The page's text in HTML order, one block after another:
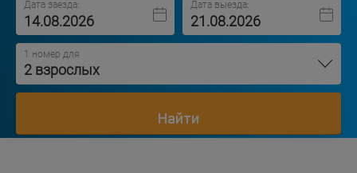
Дата заезда: Дата выезда:
1 номер для
2 взрослых
Найти